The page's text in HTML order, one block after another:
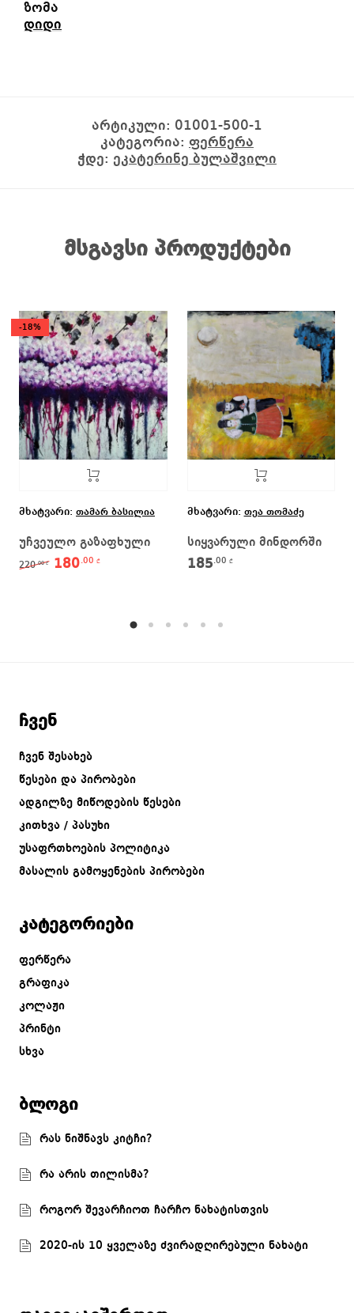
ზომა
დიდი
არტიკული: 01001-500-1
კატეგორია: ფერწერა
ჭდე: ეკატერინე ბულაშვილი
მსგავსი პროდუქტები
-18%
მხატვარი: თამარ ბასილია
უჩვეულო გაზაფხული
220.00₾ Original price was: 220.00 ₾.
180 .00 ₾ Current price is: 180.00 ₾.
მხატვარი: თეა თომაძე
სიყვარული მინდორში
185.00₾
ჩვენ
ჩვენ შესახებ
წესები და პირობები
ადგილზე მიწოდების წესები
კითხვა / პასუხი
უსაფრთხოების პოლიტიკა
მასალის გამოყენების პირობები
კატეგორიები
ფერწერა
გრაფიკა
კოლაჟი
პრინტი
სხვა
ბლოგი
რას ნიშნავს კიტჩი?
რა არის თილისმა?
როგორ შევარჩიოთ ჩარჩო ნახატისთვის
2020-ის 10 ყველაზე ძვირადღირებული ნახატი